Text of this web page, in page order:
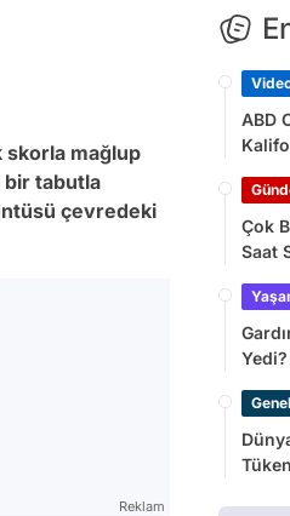
skorla mağlup
bir tabutla
çevredeki
Reklam
ABD
Çok
Saat